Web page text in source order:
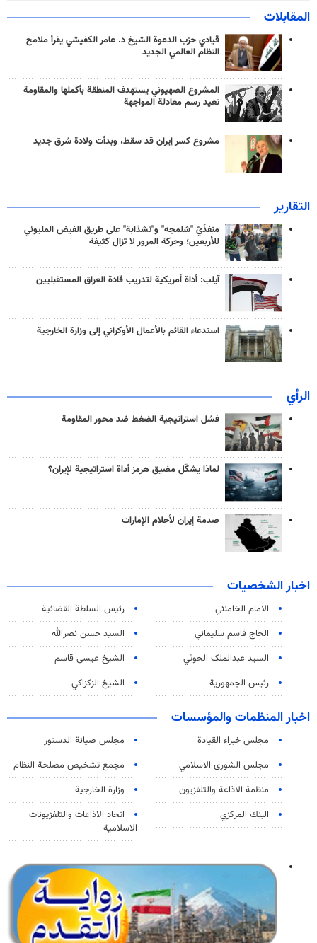
المقابلات
قيادي حزب الدعوة الشيخ د. عامر الكفيشي يقرأ ملامح
النظام العالمي الجديد
المشروع الصهيوني يستهدف المنطقة بأكملها والمقاومة
تعيد رسم معادلة المواجهة
مشروع كسر إيران قد سقط، وبدأت ولادة شرق جديد
التقارير
منفذَيّ "شلمجه" و"تشذابة" على طريق الفيض المليوني
للأربعين؛ وحركة المرور لا تزال كثيفة
آيلب: أداة أمريكية لتدريب قادة العراق المستقبليين
استدعاء القائم بالأعمال الأوكراني إلى وزارة الخارجية
الرأي
فشل استراتيجية الضغط ضد محور المقاومة
لماذا يشكّل مضيق هرمز أداة استراتيجية لإيران؟
صدمة إيران لأحلام الإمارات
اخبار الشخصيات
الامام الخامنئي
رئیس السلطة القضائیة
الحاج قاسم سليماني
السيد حسن نصرالله
السید عبدالملک الحوثي
الشيخ عيسى قاسم
رئيس الجمهورية
الشيخ الزكزاكي
اخبار المنظمات والمؤسسات
مجلس خبراء القيادة
مجلس صيانة الدستور
مجلس الشورى الاسلامي
مجمع تشخيص مصلحة النظام
منظمة الاذاعة والتلفزیون
وزارة الخارجية
البنك المركزي
اتحاد الاذاعات والتلفزيونات
الاسلامية